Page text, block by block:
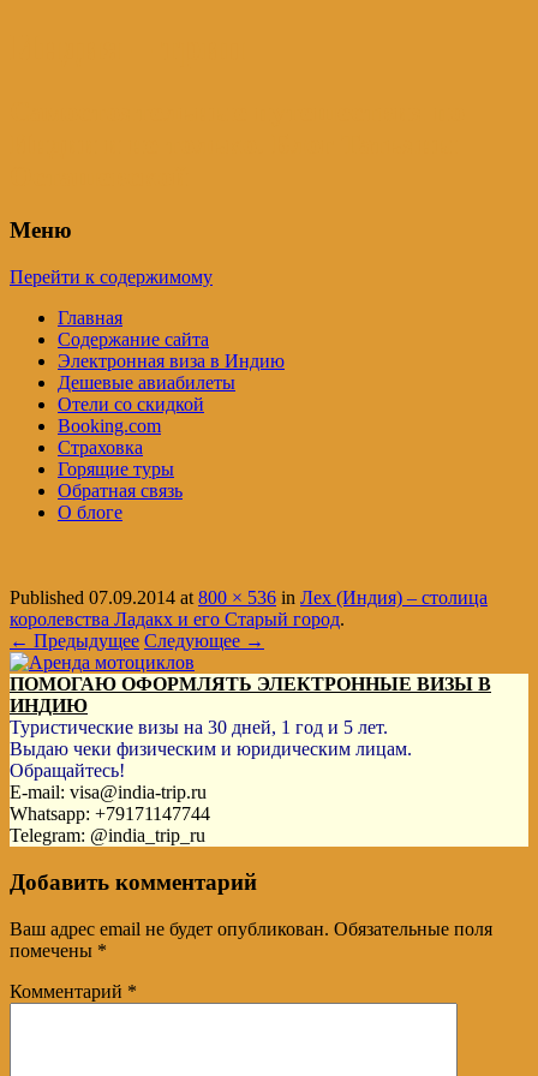
Меню
Перейти к содержимому
Главная
Содержание сайта
Электронная виза в Индию
Дешевые авиабилеты
Отели со скидкой
Booking.com
Страховка
Горящие туры
Обратная связь
О блоге
Published 07.09.2014 at800 × 536 in Лех (Индия) – столица
королевства Ладакх и его Старый город.
← Предыдущее Следующее →
ПОМОГАЮ ОФОРМЛЯТЬ ЭЛЕКТРОННЫЕ ВИЗЫ В
ИНДИЮ
Туристические визы на 30 дней, 1 год и 5 лет.
Выдаю чеки физическим и юридическим лицам.
Обращайтесь!
E-mail: visa@india-trip.ru
Whatsapp: +79171147744
Telegram: @india_trip_ru
Добавить комментарий
Ваш адрес email не будет опубликован. Обязательные поля
помечены *
Комментарий *